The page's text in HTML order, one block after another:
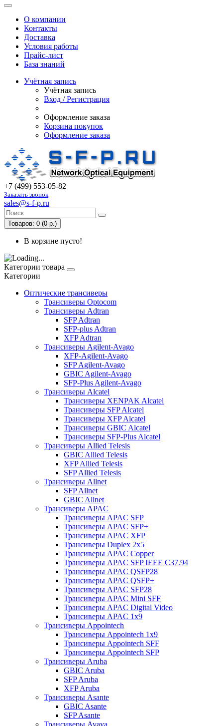
О компании
Контакты
Доставка
Условия работы
Прайс-лист
База знаний
Учётная запись
Учётная запись
Вход / Регистрация
Оформление заказа
Корзина покупок
Оформление заказа
+7 (499) 553-05-82
Заказать звонок
sales@s-f-p.ru
Товаров: 0 (0 р.)
В корзине пусто!
Категории товара
Категории
Оптические трансиверы
Трансиверы Optocom
Трансиверы Adtran
SFP Adtran
SFP-plus Adtran
XFP Adtran
Трансиверы Agilent-Avago
XFP-Agilent-Avago
SFP Agilent-Avago
GBIC Agilent-Avago
SFP-Plus Agilent-Avago
Трансиверы Alcatel
Трансиверы XENPAK Alcatel
Трансиверы SFP Alcatel
Трансиверы XFP Alcatel
Трансиверы GBIC Alcatel
Трансиверы SFP-Plus Alcatel
Трансиверы Allied Telesis
GBIC Allied Telesis
XFP Allied Telesis
SFP Allied Telesis
Трансиверы Allnet
SFP Allnet
GBIC Allnet
Трансиверы APAC
Трансиверы APAC SFP
Трансиверы APAC SFP+
Трансиверы APAC XFP
Трансиверы Duplex 2x5
Трансиверы APAC Copper
Трансиверы APAC SFP IEEE C37.94
Трансиверы APAC QSFP28
Трансиверы APAC QSFP+
Трансиверы APAC SFP28
Трансиверы APAC Mini SFF
Трансиверы APAC Digital Video
Трансиверы APAC 1x9
Трансиверы Appointech
Трансиверы Appointech 1x9
Трансиверы Appointech SFF
Трансиверы Appointech SFP
Трансиверы Aruba
GBIC Aruba
SFP Aruba
XFP Aruba
Трансиверы Asante
GBIC Asante
SFP Asante
Трансиверы Avaya